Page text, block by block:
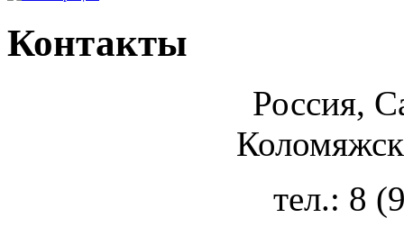
Контакты
Россия,
тел.: 8